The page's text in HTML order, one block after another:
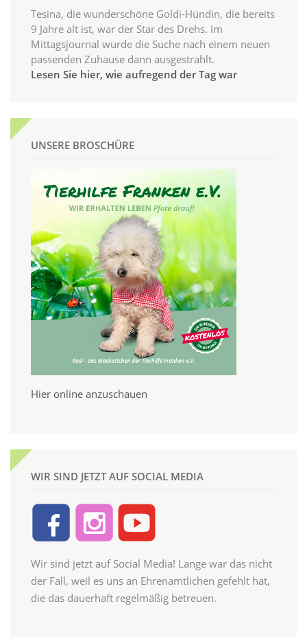
Tesina, die wunderschöne Goldi-Hündin, die bereits
9 Jahre alt ist, war der Star des Drehs. Im
Mittagsjournal wurde die Suche nach einem neuen
passenden Zuhause dann ausgestrahlt.
Lesen Sie hier, wie aufregend der Tag war
UNSERE BROSCHÜRE
Hier online anzuschauen
WIR SIND JETZT AUF SOCIAL MEDIA
Wir sind jetzt auf Social Media! Lange war das nicht
der Fall, weil es uns an Ehrenamtlichen gefehlt hat,
die das dauerhaft regelmäßig betreuen.